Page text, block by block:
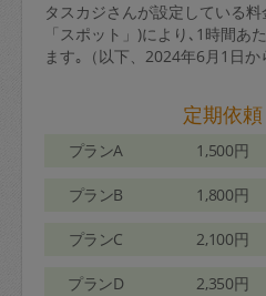
タスカジさんが設定している
「スポット」)により､1時間あ
ます｡（以下、2024年6月1日か
定期依頼
プランA 1,500円
プランB 1,800円
プランC 2,100円
プランD 2,350円